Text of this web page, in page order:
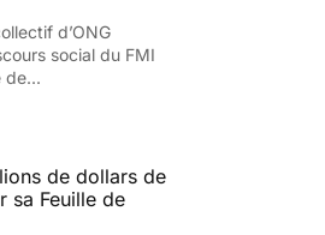
d’ONG
social du FMI
de...
de dollars de
sa Feuille de